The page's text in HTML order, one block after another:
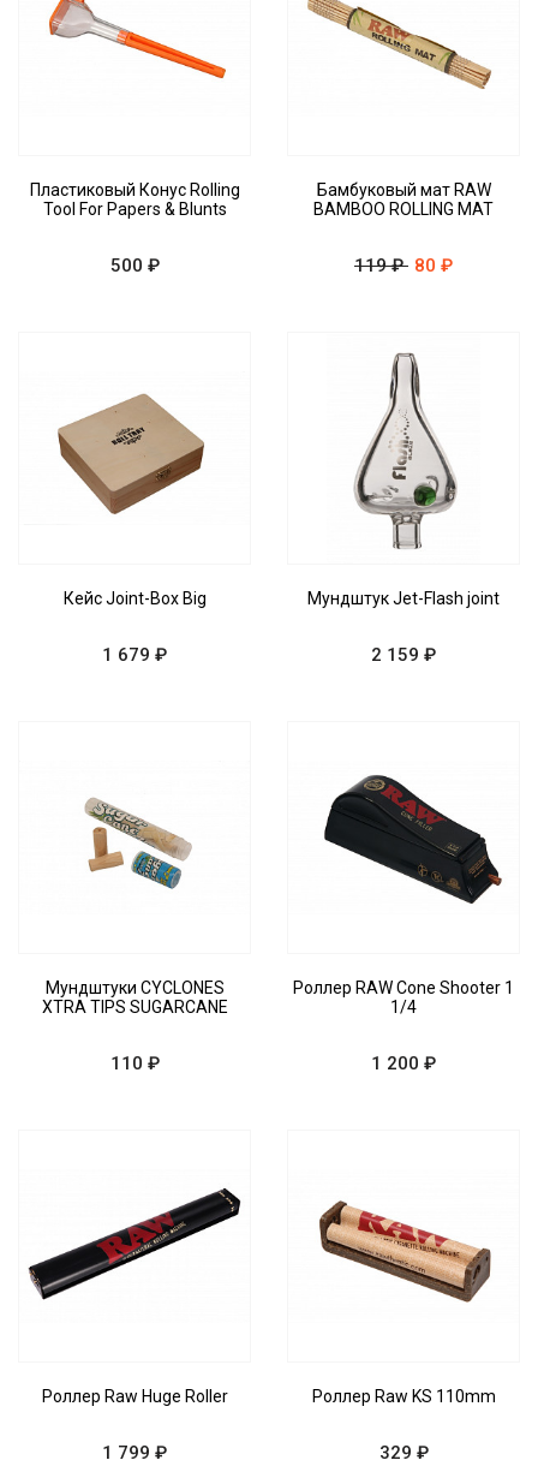
Пластиковый Конус Rolling
Tool For Papers & Blunts
500 ₽
Бамбуковый мат RAW
BAMBOO ROLLING MAT
119 ₽ 80 ₽
Кейс Joint-Box Big
1 679 ₽
Мундштук Jet-Flash joint
2 159 ₽
Мундштуки CYCLONES
XTRA TIPS SUGARCANE
110 ₽
Роллер RAW Cone Shooter 1
1/4
1 200 ₽
Роллер Raw Huge Roller
1 799 ₽
Роллер Raw KS 110mm
329 ₽